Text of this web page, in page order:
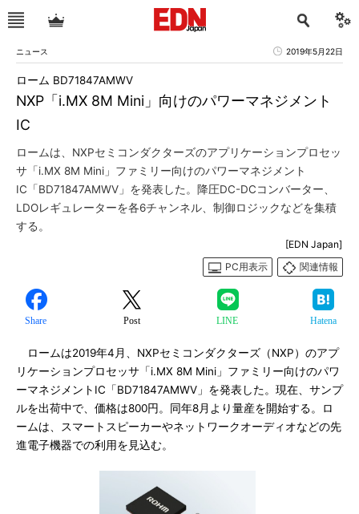
ニュース 2019年5月22日
NXP「i.MX 8M Mini」向けのパワーマネジメント
IC
ローム BD71847AMWV
ロームは、NXPセミコンダクターズのアプリケーションプロセッ
サ「i.MX 8M Mini」ファミリー向けのパワーマネジメント
IC「BD71847AMWV」を発表した。降圧DC-DCコンバーター、
LDOレギュレーターを各6チャンネル、制御ロジックなどを集積
する。
[EDN Japan]
PC用表示
関連情報
Share Post LINE Hatena
ロームは2019年4月、NXPセミコンダクターズ（NXP）のアプ
リケーションプロセッサ「i.MX 8M Mini」ファミリー向けのパワ
ーマネジメントIC「BD71847AMWV」を発表した。現在、サンプ
ルを出荷中で、価格は800円。同年8月より量産を開始する。ロ
ームは、スマートスピーカーやネットワークオーディオなどの先
進電子機器での利用を見込む。